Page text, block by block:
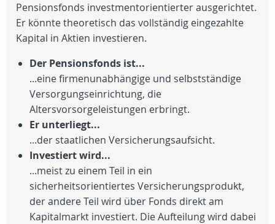
Pensionsfonds investmentorientierter ausgerichtet.
Er könnte theoretisch das vollständig eingezahlte
Kapital in Aktien investieren.
Der Pensionsfonds ist...
...eine firmenunabhängige und selbstständige
Versorgungseinrichtung, die
Altersvorsorgeleistungen erbringt.
Er unterliegt...
...der staatlichen Versicherungsaufsicht.
Investiert wird...
...meist zu einem Teil in ein
sicherheitsorientiertes Versicherungsprodukt,
der andere Teil wird über Fonds direkt am
Kapitalmarkt investiert. Die Aufteilung wird dabei